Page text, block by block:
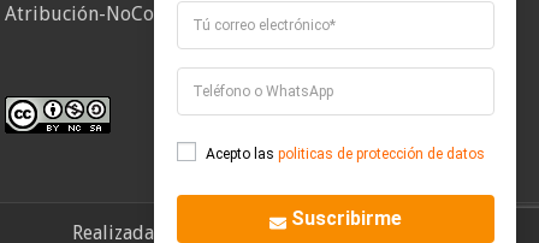
Atribución-NoComercial-CompartirIgual 4.0 Internacional
Realizada por Corporación Mi Comuna
Acepto las politicas de protección de datos
Suscribirme